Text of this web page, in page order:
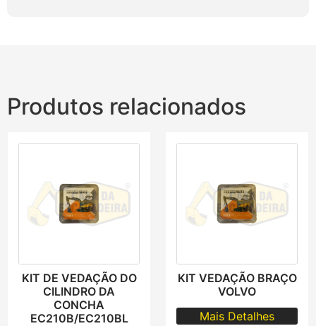
Produtos relacionados
KIT DE VEDAÇÃO DO
CILINDRO DA
CONCHA
EC210B/EC210BL
KIT VEDAÇÃO BRAÇO
VOLVO
Mais Detalhes